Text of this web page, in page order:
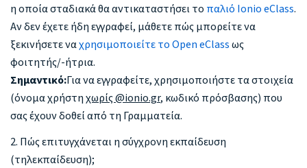
η οποία σταδιακά θα αντικαταστήσει το παλιό Ionio eClass.
Αν δεν έχετε ήδη εγγραφεί, μάθετε πώς μπορείτε να
ξεκινήσετε ναχρησιμοποιείτε το Open eClassως
φοιτητής/-ήτρια.
Σημαντικό:Για να εγγραφείτε, χρησιμοποιήστε τα στοιχεία
(όνομα χρήστηχωρίς @ionio.gr, κωδικό πρόσβασης) που
σας έχουν δοθεί από τη Γραμματεία.
2. Πώς επιτυγχάνεται η σύγχρονη εκπαίδευση
(τηλεκπαίδευση);